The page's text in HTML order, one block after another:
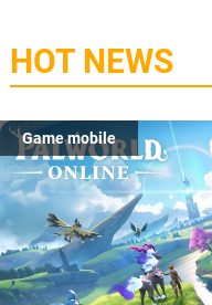
HOT NEWS
Game mobile